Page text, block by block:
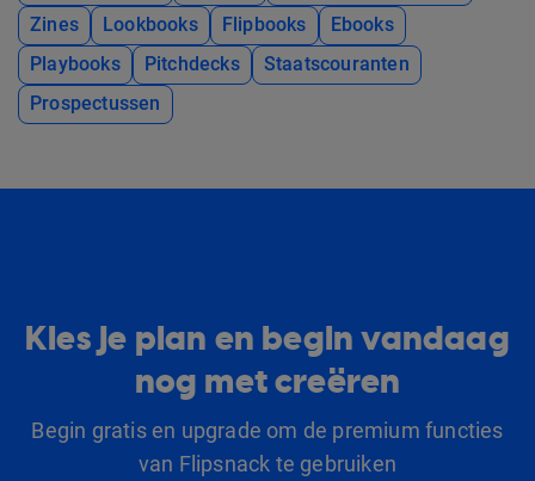
Zines
Lookbooks Flipbooks
Ebooks
Playbooks
Pitchdecks
Staatscouranten
Prospectussen
Kies je plan en begin vandaag
nog met creëren
Begin gratis en upgrade om de premium functies
van Flipsnack te gebruiken